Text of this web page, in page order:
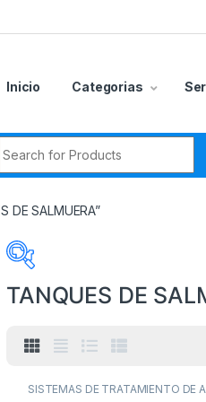
Inicio Categorias
DE SALMUERA”
Categorías del
TANQUES DE
SISTEMAS DE TRATAMIENTO DE